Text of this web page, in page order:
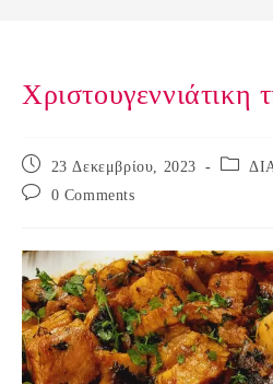
Χριστουγεννιάτικη
Post
published:
23 Δεκεμβρίου, 2023
Post
Post
0 Comments